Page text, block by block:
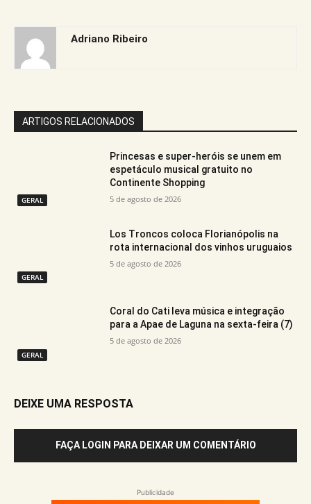
Adriano Ribeiro
ARTIGOS RELACIONADOS
GERAL
Princesas e super-heróis se unem em
espetáculo musical gratuito no
Continente Shopping
5 de agosto de 2026
GERAL
Los Troncos coloca Florianópolis na
rota internacional dos vinhos uruguaios
5 de agosto de 2026
GERAL
Coral do Cati leva música e integração
para a Apae de Laguna na sexta-feira (7)
5 de agosto de 2026
DEIXE UMA RESPOSTA
FAÇA LOGIN PARA DEIXAR UM COMENTÁRIO
Publicidade